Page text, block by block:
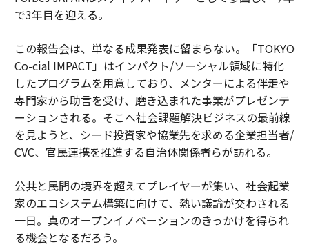
で3年目を迎える。
この報告会は、単なる成果発表に留まらない。「TOKYO
Co-cial IMPACT」はインパクト/ソーシャル領域に特化
したプログラムを用意しており、メンターによる伴走や
専門家から助言を受け、磨き込まれた事業がプレゼンテ
ーションされる。そこへ社会課題解決ビジネスの最前線
を見ようと、シード投資家や協業先を求める企業担当者/
CVC、官民連携を推進する自治体関係者らが訪れる。
公共と民間の境界を超えてプレイヤーが集い、社会起業
家のエコシステム構築に向けて、熱い議論が交わされる
一日。真のオープンイノベーションのきっかけを得られ
る機会となるだろう。